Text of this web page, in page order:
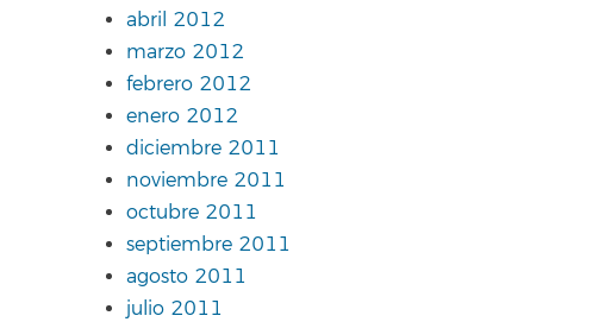
abril 2012
marzo 2012
febrero 2012
enero 2012
diciembre 2011
noviembre 2011
octubre 2011
septiembre 2011
agosto 2011
julio 2011